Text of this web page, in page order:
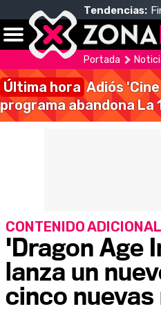
Tendencias:
Portada
Última hora Adiós
programa abandona La
'Dragon Age
lanza un
cinco
CONTENIDO ADICIONAL